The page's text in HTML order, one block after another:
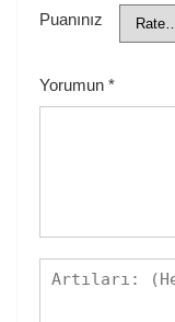
Puanınız
Yorumun *